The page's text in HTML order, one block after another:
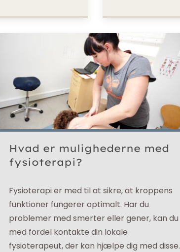
Hvad er mulighederne med
fysioterapi?
Fysioterapi er med til at sikre, at kroppens
funktioner fungerer optimalt. Har du
problemer med smerter eller gener, kan du
med fordel kontakte din lokale
fysioterapeut, der kan hjælpe dig med disse.